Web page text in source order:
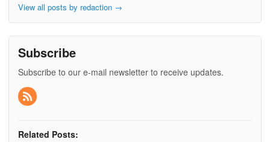
View all posts by redaction →
Subscribe
Subscribe to our e-mail newsletter to receive updates.
Related Posts: